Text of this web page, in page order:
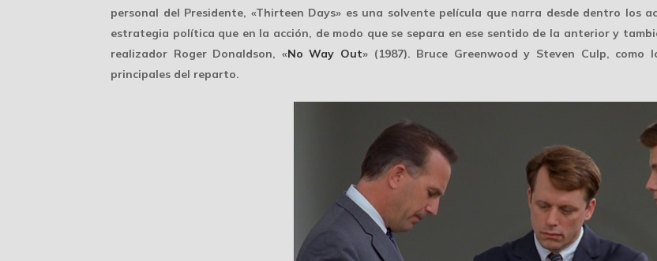
personal del Presidente, «Thirteen Days» es una solvente película que narra desde dentro los
estrategia política que en la acción, de modo que se separa en ese sentido de la anterior y
realizador Roger Donaldson, «No Way Out» (1987). Bruce Greenwood y Steven Culp, como
principales del reparto.